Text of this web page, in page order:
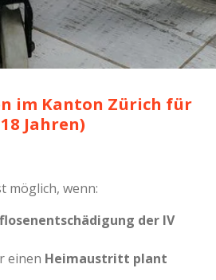
im Kanton Zürich für
Jahren)
möglich, wenn:
der IV
einen Heimaustritt plant